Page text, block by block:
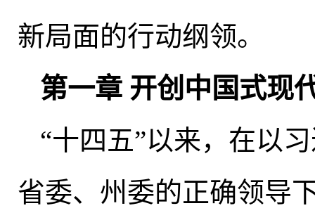
新局面的行动纲领。
第一章 开创中国式现
“十四五”以来， 在以
省委、州委的正确领导